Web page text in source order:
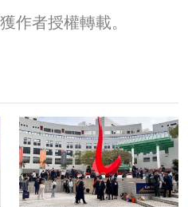
作者授權轉載。